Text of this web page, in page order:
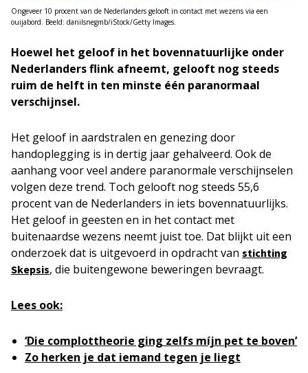
Ongeveer 10 procent van de Nederlanders gelooft in contact met wezens via een
ouijabord. Beeld: danilsnegmb/iStock/Getty Images.
Hoewel het geloof in het bovennatuurlijke onder
Nederlanders flink afneemt, gelooft nog steeds
ruim de helft in ten minste één paranormaal
verschijnsel.
Het geloof in aardstralen en genezing door
handoplegging is in dertig jaar gehalveerd. Ook de
aanhang voor veel andere paranormale verschijnselen
volgen deze trend. Toch gelooft nog steeds 55,6
procent van de Nederlanders in iets bovennatuurlijks.
Het geloof in geesten en in het contact met
buitenaardse wezens neemt juist toe. Dat blijkt uit een
onderzoek dat is uitgevoerd in opdracht van stichting
Skepsis, die buitengewone beweringen bevraagt.
Lees ook:
‘Die complottheorie ging zelfs míjn pet te boven’
Zo herken je dat iemand tegen je liegt